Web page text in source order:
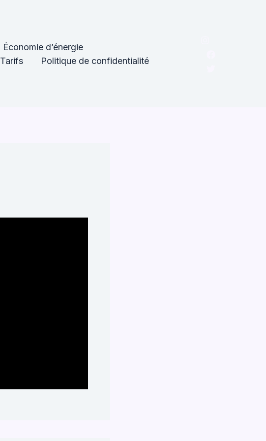
Économie d’énergie
Tarifs Politique de confidentialité